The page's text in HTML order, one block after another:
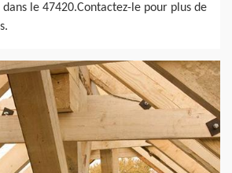
le 47420.Contactez-le pour plus de